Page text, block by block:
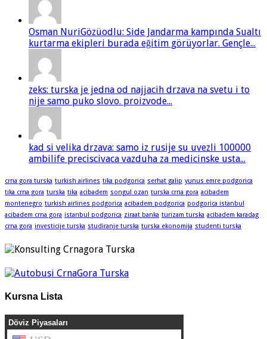
Osman NuriGözüodlu: Side Jandarma kampında Sualtı
kurtarma ekipleri burada eğitim görüyorlar. Gençle...
zeks: turska je jedna od najjacih drzava na svetu i to
nije samo puko slovo. proizvode...
kad si velika drzava: samo iz rusije su uvezli 100000
ambilife preciscivaca vazduha za medicinske usta...
crna gora turska turkish airlines tika podgorica serhat galip yunus emre podgorica
tika crna gora turska tika acibadem songul ozan turska crna gora acibadem
montenegro turkish airlines podgorica acibadem podgorica podgorica istanbul
acibadem crna gora istanbul podgorica ziraat banka turizam turska acibadem karadag
crna gora investicije turska studiranje turska turska ekonomija studenti turska
Kursna Lista